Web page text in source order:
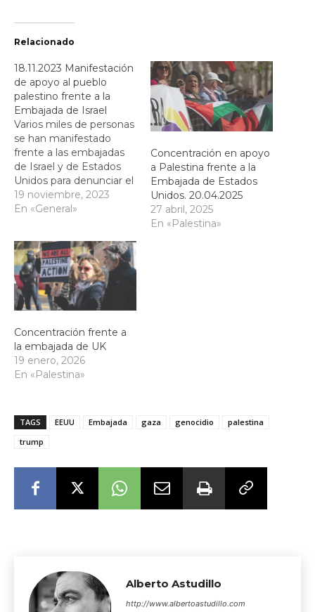
Relacionado
18.11.2023 Manifestación
de apoyo al pueblo
palestino frente a la
Embajada de Israel
Varios miles de personas
se han manifestado
frente a las embajadas
de Israel y de Estados
Unidos para denunciar el
genocidio que esta
perpetrando el Estado
Estados Unidos.
19 noviembre, 2023
En «General»
Concentración en apoyo
a Palestina frente a la
Embajada de Estados
Unidos. 20.04.2025
27 abril, 2025
En «Palestina»
Concentración frente a
la embajada de UK
19 enero, 2026
En «Palestina»
TAGS EEUU Embajada gaza genocidio
palestina
trump
Alberto Astudillo
http://www.albertoastudillo.com